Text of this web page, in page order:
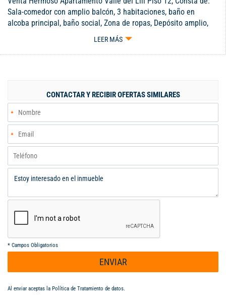
Sala-comedor con amplio balcón, 3 habitaciones, baño en
alcoba principal, baño social, Zona de ropas, Depósito amplio,
Parqueadero Zona social con piscina, turco, salón social, zona
lavandería en la parte interna. Zona de gran valorización, cerca
LEER MÁS
CONTACTAR Y RECIBIR OFERTAS SIMILARES
* Campos Obligatorios
ENVIAR
Al enviar aceptas la Política de Tratamiento de datos.